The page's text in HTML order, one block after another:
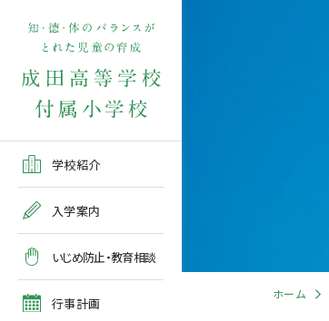
学校紹介
教育課程
年間行事
入学案内
募集要項
出願方法
いじめ防止・教育相談
行事計画
５月の行事予定
６月の行事予定
緊急時・警報発令時の対
処について
臨時休校等の特別措置に
ホーム